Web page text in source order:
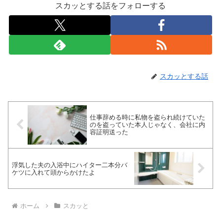
スカッとする話をフォローする
スカッとする話
仕事辞める時に私物を盗られ続けていた
のを盗っていた本人じゃなく、会社に内
容証明送った
浮気した夫の入浴中にハイター二本分バ
ケツに入れて頭からかけたよ
ホーム スカッと